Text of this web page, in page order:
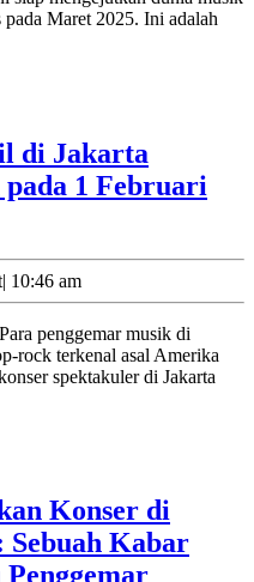
Maret 2025. Ini adalah
di Jakarta
1 Februari
| 10:46 am
rock terkenal asal Amerika
spektakuler di Jakarta
Konser di
Sebuah Kabar
Linkin